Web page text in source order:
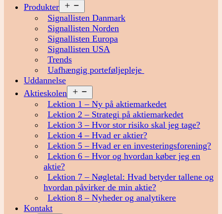
Produkter
menu
Signallisten Danmark
Signallisten Norden
Signallisten Europa
Signallisten USA
Trends
Uafhængig porteføljepleje
Uddannelse
Aktieskolen
menu
Lektion 1 – Ny på aktiemarkedet
Lektion 2 – Strategi på aktiemarkedet
Lektion 3 – Hvor stor risiko skal jeg tage?
Lektion 4 – Hvad er aktier?
Lektion 5 – Hvad er en investeringsforening?
Lektion 6 – Hvor og hvordan køber jeg en
aktie?
Lektion 7 – Nøgletal: Hvad betyder tallene og
hvordan påvirker de min aktie?
Lektion 8 – Nyheder og analytikere
Kontakt